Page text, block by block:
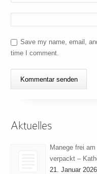
Save my name, email,
time I comment.
Aktuelles
Manege frei
verpackt –
21. Januar 2026